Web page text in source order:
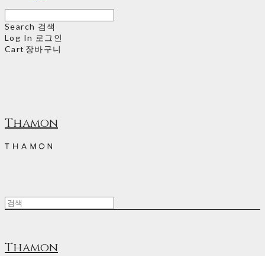
Search 검색
Log In 로그인
Cart 장바구니
Thamon
Thamon